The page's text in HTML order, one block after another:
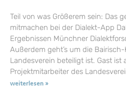
Teil von was Größerem sein: Das
mitmachen bei der Dialekt-App
Ergebnissen Münchner
Außerdem geht’s um die
Landesverein beteiligt ist. Gast ist
Projektmitarbeiter des
weiterlesen »